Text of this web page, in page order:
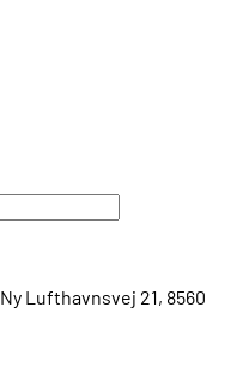
Ny Lufthavnsvej 21, 8560